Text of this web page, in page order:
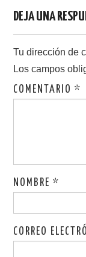
DEJA UNA
Tu dirección de
Los campos
COMENTARIO*
NOMBRE*
CORREO